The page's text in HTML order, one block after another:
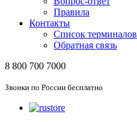
Правила
Контакты
Список терминалов
Обратная связь
8 800 700 7000
Звонки по России бесплатно